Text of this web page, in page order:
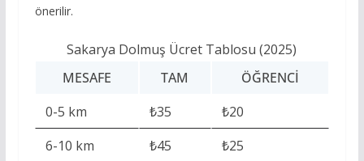
önerilir.
Sakarya Dolmuş Ücret Tablosu (2025)
MESAFE
TAM
ÖĞRENCI
0-5 km
₺35
₺20
6-10 km
₺45
₺25